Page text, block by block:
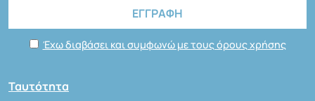
Έχω διαβάσει και συμφωνώ με τους όρους χρήσης
Ταυτότητα